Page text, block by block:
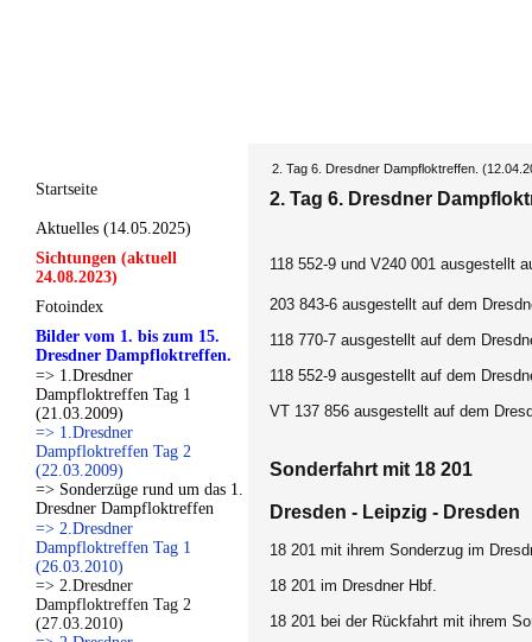
Startseite
Aktuelles (14.05.2025)
Sichtungen (aktuell
24.08.2023)
Fotoindex
Bilder vom 1. bis zum 15.
Dresdner Dampfloktreffen.
=> 1.Dresdner
Dampfloktreffen Tag 1
(21.03.2009)
=> 1.Dresdner
Dampfloktreffen Tag 2
(22.03.2009)
=> Sonderzüge rund um das 1.
Dresdner Dampfloktreffen
=> 2.Dresdner
Dampfloktreffen Tag 1
(26.03.2010)
=> 2.Dresdner
Dampfloktreffen Tag 2
(27.03.2010)
2. Tag 6. Dresdner Dampfloktreffen.
2. Tag 6. Dresdner
118 552-9 und V240 001 ausgestellt
203 843-6 ausgestellt auf dem
118 770-7 ausgestellt auf dem
118 552-9 ausgestellt auf dem
VT 137 856 ausgestellt auf dem
Sonderfahrt mit 18 201
Dresden - Leipzig - Dresden
18 201 mit ihrem Sonderzug im
18 201 im Dresdner Hbf.
18 201 bei der Rückfahrt mit ihrem